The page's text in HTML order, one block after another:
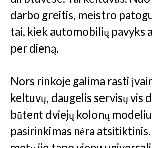
darbo greitis, meistro
tai, kiek automobilių pavyks
per dieną.
Nors rinkoje galima rasti
keltuvų, daugelis servisų vis
būtent dviejų kolonų
pasirinkimas nėra